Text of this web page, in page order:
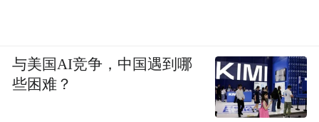
与美国AI竞争，中国遇到哪
些困难？